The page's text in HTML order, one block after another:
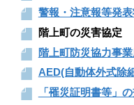
警報・注意報等発
階上町の災害協定
階上町防災協力事
AED(自動体外式除
「罹災証明書等」